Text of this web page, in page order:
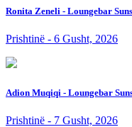
Ronita Zeneli - Loungebar
Prishtinë - 6 Gusht, 2026
Adion Muqiqi - Loungebar
Prishtinë - 7 Gusht, 2026